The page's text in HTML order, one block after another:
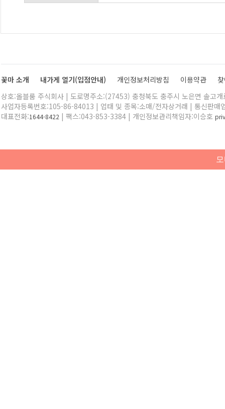
꽃마 소개 내가게 열기(입점안내) 개인정보처리방침 이용약관
상호:올블룸 주식회사 | 도로명주소:(27453) 충청북도 충주시 노은면 솔고
사업자등록번호:105-86-84013 | 업태 및 종목:소매/전자상거래 | 통신판매
대표전화:1644-8422 | 팩스:043-853-3384 | 개인정보관리책임자:이승호